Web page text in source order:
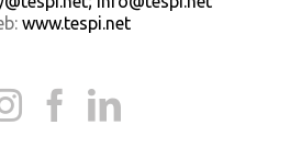
www.tespi.net